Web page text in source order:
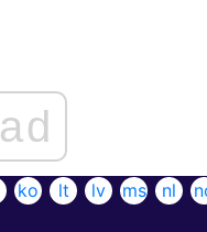
ad
ko lt lv ms nl